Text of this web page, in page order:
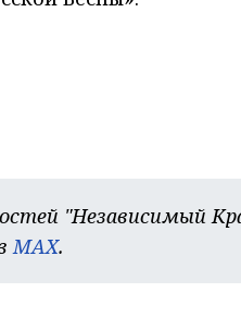
"Независимый
MAX.